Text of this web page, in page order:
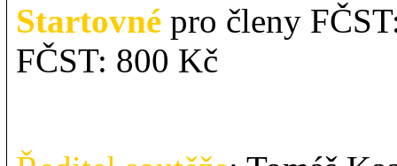
Startovné pro členy
FČST: 800 Kč